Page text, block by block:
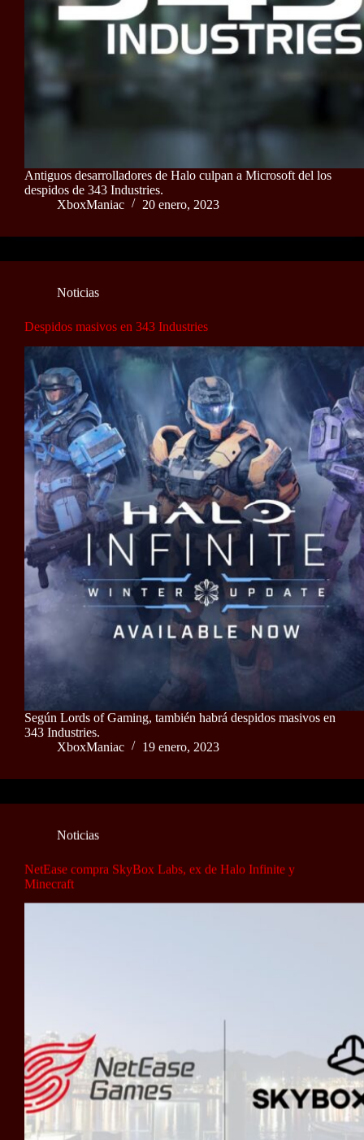
Antiguos desarrolladores de Halo culpan a Microsoft del los
despidos de 343 Industries.
XboxManiac
20 enero, 2023
Noticias
Despidos masivos en 343 Industries
Según Lords of Gaming, también habrá despidos masivos en
343 Industries.
XboxManiac
19 enero, 2023
Noticias
NetEase compra SkyBox Labs, ex de Halo Infinite y
Minecraft